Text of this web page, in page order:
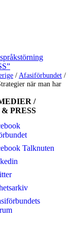
/ Afasiförbundet /
när man har
/
PRESS
Talknuten